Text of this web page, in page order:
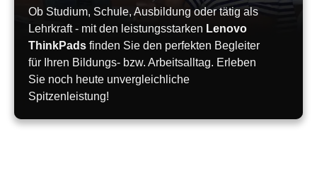
Ob Studium, Schule, Ausbildung oder tätig als
Lehrkraft - mit den leistungsstarken Lenovo
ThinkPads finden Sie den perfekten Begleiter
für Ihren Bildungs- bzw. Arbeitsalltag. Erleben
Sie noch heute unvergleichliche
Spitzenleistung!